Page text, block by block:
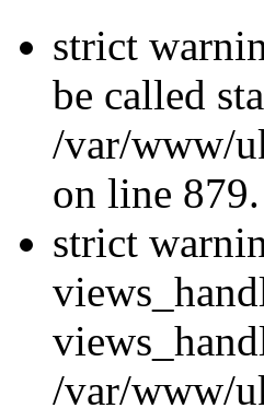
strict
be called
/var/www/
on line 879.
strict
/var/www/